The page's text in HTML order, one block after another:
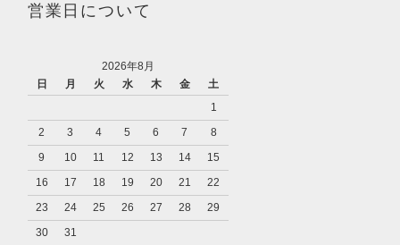
営業日について
2026年8月
日
月 火 水 木 金
土
1
2
3 4 5 6 7
8
9
10 11 12 13 14
15
16
17 18 19 20 21
22
23
24 25 26 27 28
29
30
31